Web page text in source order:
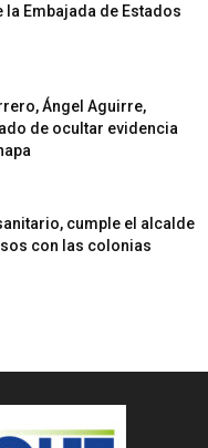
Embajada de Estados
Ángel Aguirre,
de ocultar evidencia
cumple el alcalde
con las colonias